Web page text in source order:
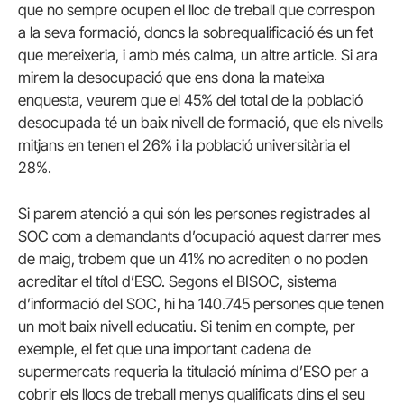
que no sempre ocupen el lloc de treball que correspon
a la seva formació, doncs la sobrequalificació és un fet
que mereixeria, i amb més calma, un altre article. Si ara
mirem la desocupació que ens dona la mateixa
enquesta, veurem que el 45% del total de la població
desocupada té un baix nivell de formació, que els nivells
mitjans en tenen el 26% i la població universitària el
28%.
Si parem atenció a qui són les persones registrades al
SOC com a demandants d’ocupació aquest darrer mes
de maig, trobem que un 41% no acrediten o no poden
acreditar el títol d’ESO. Segons el BISOC, sistema
d’informació del SOC, hi ha 140.745 persones que tenen
un molt baix nivell educatiu. Si tenim en compte, per
exemple, el fet que una important cadena de
supermercats requeria la titulació mínima d’ESO per a
cobrir els llocs de treball menys qualificats dins el seu